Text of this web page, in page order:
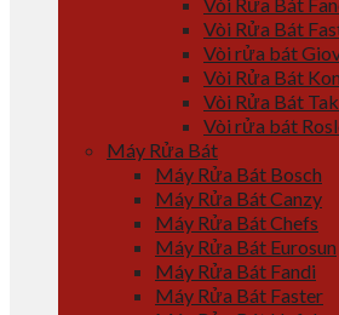
Vòi Rửa Bát
Vòi rửa bát
Vòi Rửa Bát
Vòi Rửa Bát
Vòi rửa bát
Máy Rửa Bát
Máy Rửa Bát Bosch
Máy Rửa Bát Canzy
Máy Rửa Bát Chefs
Máy Rửa Bát Eurosun
Máy Rửa Bát Fandi
Máy Rửa Bát Faster